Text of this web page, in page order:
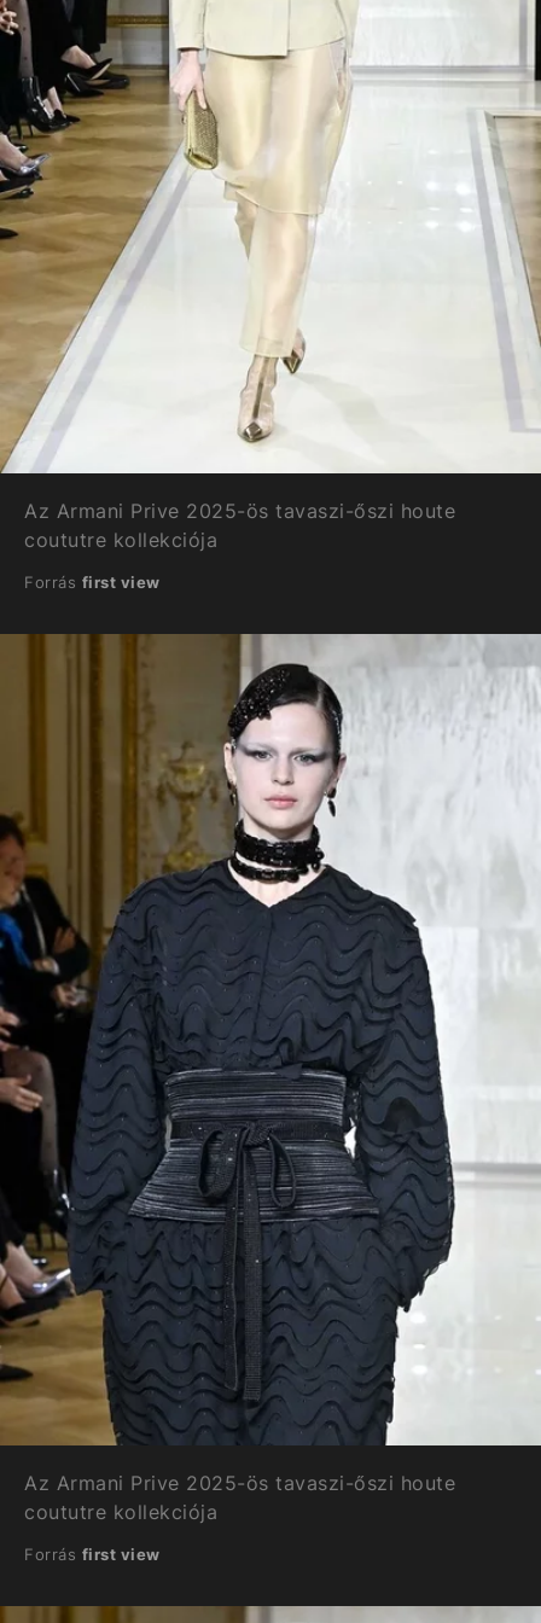
Az Armani Prive 2025-ös tavaszi-őszi houte
coututre kollekciója
Forrás first view
Az Armani Prive 2025-ös tavaszi-őszi houte
coututre kollekciója
Forrás first view